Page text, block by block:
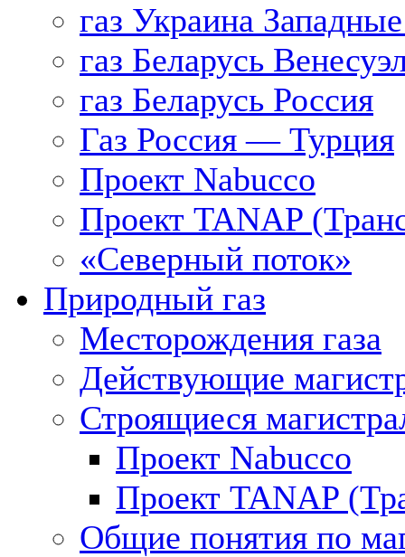
газ Украина
газ Беларусь
газ Беларусь Россия
Газ Россия — Турция
Проект Nabucco
Проект TANAP
«Северный поток»
Природный газ
Месторождения газа
Действующие
Строящиеся
Проект Nabucco
Проект TANAP
Общие понятия по